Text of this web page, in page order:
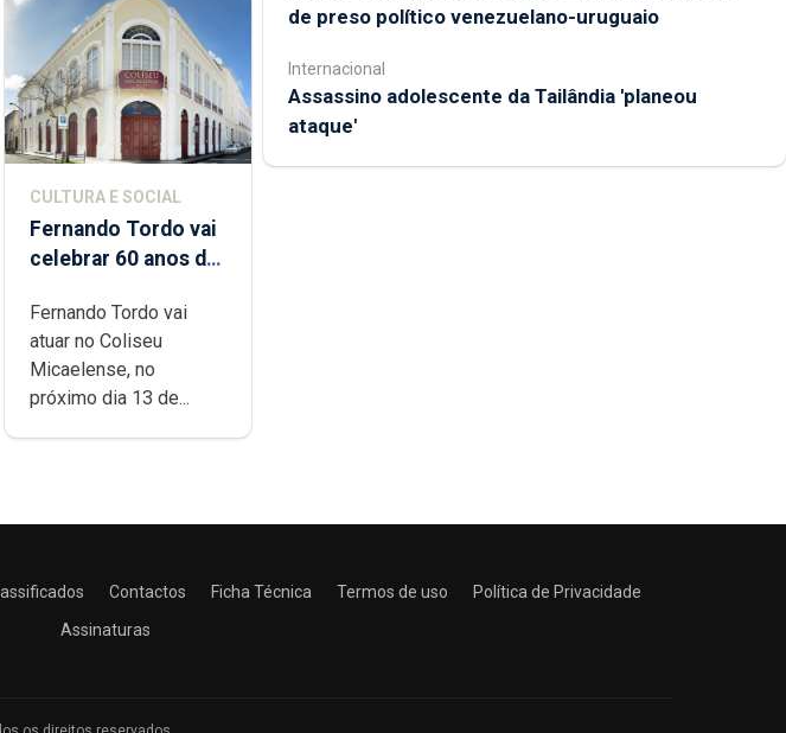
CULTURA E SOCIAL
Fernando Tordo vai
celebrar 60 anos de
Micaelense
Fernando Tordo vai
atuar no Coliseu
Micaelense, no
próximo dia 13 de...
de preso político venezuelano-uruguaio
Internacional
Assassino adolescente da Tailândia 'planeou
ataque'
Contactos Ficha Técnica Termos de uso
Política de Privacidade
Assinaturas